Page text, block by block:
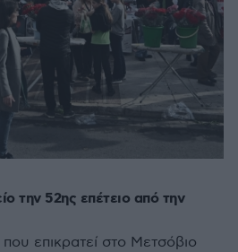
την 52ης επέτειο από την
επικρατεί στο Μετσόβιο